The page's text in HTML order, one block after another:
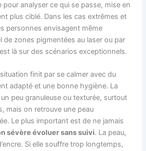
pour analyser ce qui se passe, mise en
plus ciblé. Dans les cas extrêmes et
personnes envisagent même
de zones pigmentées au laser ou par
là sur des scénarios exceptionnels.
finit par se calmer avec du
adapté et une bonne hygiène. La
peu granuleuse ou texturée, surtout
mais on retrouve une peau
Le plus important est de ne jamais
sévère évoluer sans suivi. La peau,
Si elle souffre trop longtemps,